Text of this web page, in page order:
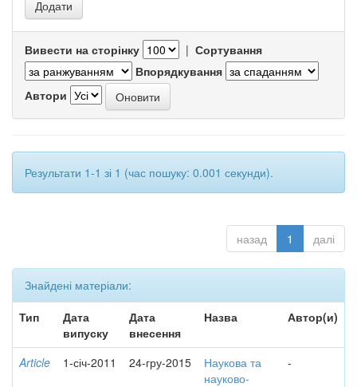
Вивести на сторінку | Сортування
Впорядкування
Автори
Результати 1-1 зі 1 (час пошуку: 0.001 секунди).
назад 1 далі
Знайдені матеріали:
Тип
Дата
випуску
Дата
внесення
Назва Автор(и)
Article 1-січ-2011 24-гру-2015
Наукова та
науково-
-